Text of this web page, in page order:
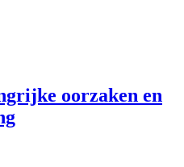
oorzaken en